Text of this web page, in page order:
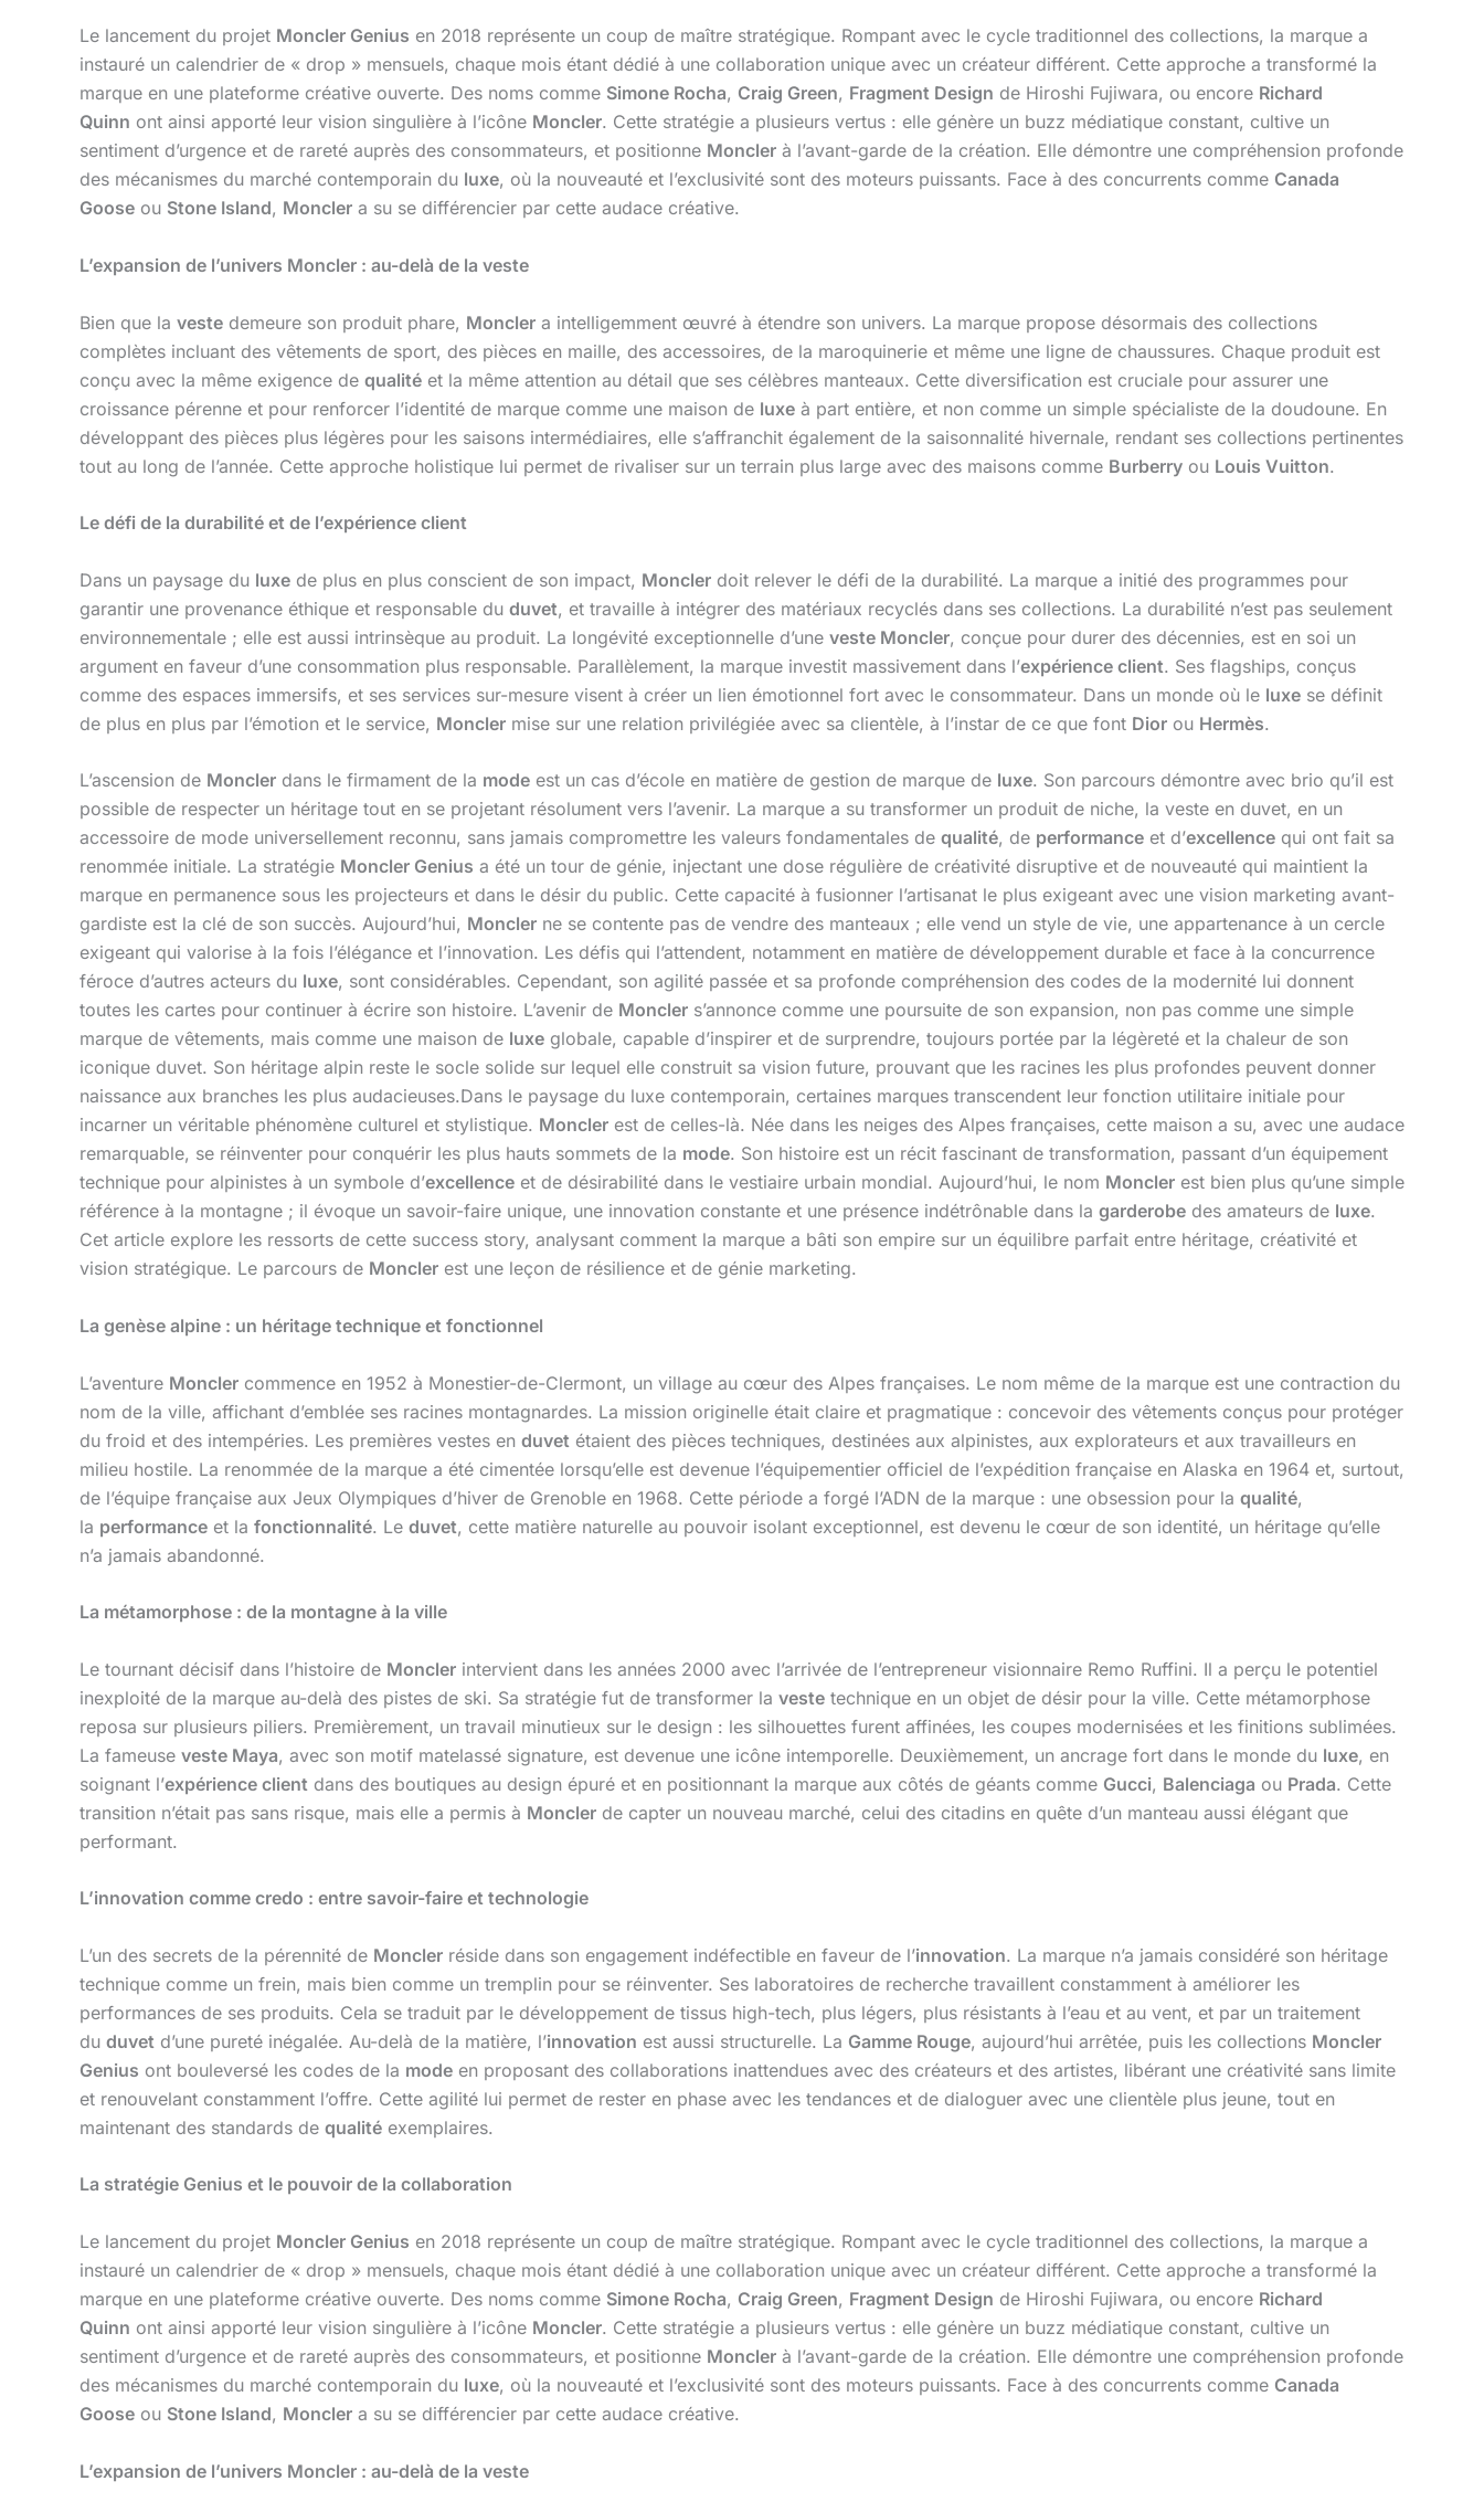
Le lancement du projet Moncler Genius en 2018 représente un coup de maître stratégique. Rompant avec le cycle traditionnel des collections, la marque a
instauré un calendrier de « drop » mensuels, chaque mois étant dédié à une collaboration unique avec un créateur différent. Cette approche a transformé la
marque en une plateforme créative ouverte. Des noms comme Simone Rocha, Craig Green, Fragment Design de Hiroshi Fujiwara, ou encore Richard
Quinn ont ainsi apporté leur vision singulière à l’icône Moncler. Cette stratégie a plusieurs vertus : elle génère un buzz médiatique constant, cultive un
sentiment d’urgence et de rareté auprès des consommateurs, et positionne Moncler à l’avant-garde de la création. Elle démontre une compréhension profonde
des mécanismes du marché contemporain du luxe, où la nouveauté et l’exclusivité sont des moteurs puissants. Face à des concurrents comme Canada
Goose ou Stone Island, Moncler a su se différencier par cette audace créative.
L’expansion de l’univers Moncler : au-delà de la veste
Bien que la veste demeure son produit phare, Moncler a intelligemment œuvré à étendre son univers. La marque propose désormais des collections
complètes incluant des vêtements de sport, des pièces en maille, des accessoires, de la maroquinerie et même une ligne de chaussures. Chaque produit est
conçu avec la même exigence de qualité et la même attention au détail que ses célèbres manteaux. Cette diversification est cruciale pour assurer une
croissance pérenne et pour renforcer l’identité de marque comme une maison de luxe à part entière, et non comme un simple spécialiste de la doudoune. En
développant des pièces plus légères pour les saisons intermédiaires, elle s’affranchit également de la saisonnalité hivernale, rendant ses collections pertinentes
tout au long de l’année. Cette approche holistique lui permet de rivaliser sur un terrain plus large avec des maisons comme Burberry ou Louis Vuitton.
Le défi de la durabilité et de l’expérience client
Dans un paysage du luxe de plus en plus conscient de son impact, Moncler doit relever le défi de la durabilité. La marque a initié des programmes pour
garantir une provenance éthique et responsable du duvet, et travaille à intégrer des matériaux recyclés dans ses collections. La durabilité n’est pas seulement
environnementale ; elle est aussi intrinsèque au produit. La longévité exceptionnelle d’une veste Moncler, conçue pour durer des décennies, est en soi un
argument en faveur d’une consommation plus responsable. Parallèlement, la marque investit massivement dans l’expérience client. Ses flagships, conçus
comme des espaces immersifs, et ses services sur-mesure visent à créer un lien émotionnel fort avec le consommateur. Dans un monde où le luxe se définit
de plus en plus par l’émotion et le service, Moncler mise sur une relation privilégiée avec sa clientèle, à l’instar de ce que font Dior ou Hermès.
L’ascension de Moncler dans le firmament de la mode est un cas d’école en matière de gestion de marque de luxe. Son parcours démontre avec brio qu’il est
possible de respecter un héritage tout en se projetant résolument vers l’avenir. La marque a su transformer un produit de niche, la veste en duvet, en un
accessoire de mode universellement reconnu, sans jamais compromettre les valeurs fondamentales de qualité, de performance et d’excellence qui ont fait sa
renommée initiale. La stratégie Moncler Genius a été un tour de génie, injectant une dose régulière de créativité disruptive et de nouveauté qui maintient la
marque en permanence sous les projecteurs et dans le désir du public. Cette capacité à fusionner l’artisanat le plus exigeant avec une vision marketing avant-
gardiste est la clé de son succès. Aujourd’hui, Moncler ne se contente pas de vendre des manteaux ; elle vend un style de vie, une appartenance à un cercle
exigeant qui valorise à la fois l’élégance et l’innovation. Les défis qui l’attendent, notamment en matière de développement durable et face à la concurrence
féroce d’autres acteurs du luxe, sont considérables. Cependant, son agilité passée et sa profonde compréhension des codes de la modernité lui donnent
toutes les cartes pour continuer à écrire son histoire. L’avenir de Moncler s’annonce comme une poursuite de son expansion, non pas comme une simple
marque de vêtements, mais comme une maison de luxe globale, capable d’inspirer et de surprendre, toujours portée par la légèreté et la chaleur de son
iconique duvet. Son héritage alpin reste le socle solide sur lequel elle construit sa vision future, prouvant que les racines les plus profondes peuvent donner
naissance aux branches les plus audacieuses.Dans le paysage du luxe contemporain, certaines marques transcendent leur fonction utilitaire initiale pour
incarner un véritable phénomène culturel et stylistique. Moncler est de celles-là. Née dans les neiges des Alpes françaises, cette maison a su, avec une audace
remarquable, se réinventer pour conquérir les plus hauts sommets de la mode. Son histoire est un récit fascinant de transformation, passant d’un équipement
technique pour alpinistes à un symbole d’excellence et de désirabilité dans le vestiaire urbain mondial. Aujourd’hui, le nom Moncler est bien plus qu’une simple
référence à la montagne ; il évoque un savoir-faire unique, une innovation constante et une présence indétrônable dans la garderobe des amateurs de luxe.
Cet article explore les ressorts de cette success story, analysant comment la marque a bâti son empire sur un équilibre parfait entre héritage, créativité et
vision stratégique. Le parcours de Moncler est une leçon de résilience et de génie marketing.
La genèse alpine : un héritage technique et fonctionnel
L’aventure Moncler commence en 1952 à Monestier-de-Clermont, un village au cœur des Alpes françaises. Le nom même de la marque est une contraction du
nom de la ville, affichant d’emblée ses racines montagnardes. La mission originelle était claire et pragmatique : concevoir des vêtements conçus pour protéger
du froid et des intempéries. Les premières vestes en duvet étaient des pièces techniques, destinées aux alpinistes, aux explorateurs et aux travailleurs en
milieu hostile. La renommée de la marque a été cimentée lorsqu’elle est devenue l’équipementier officiel de l’expédition française en Alaska en 1964 et, surtout,
de l’équipe française aux Jeux Olympiques d’hiver de Grenoble en 1968. Cette période a forgé l’ADN de la marque : une obsession pour la qualité,
la performance et la fonctionnalité. Le duvet, cette matière naturelle au pouvoir isolant exceptionnel, est devenu le cœur de son identité, un héritage qu’elle
n’a jamais abandonné.
La métamorphose : de la montagne à la ville
Le tournant décisif dans l’histoire de Moncler intervient dans les années 2000 avec l’arrivée de l’entrepreneur visionnaire Remo Ruffini. Il a perçu le potentiel
inexploité de la marque au-delà des pistes de ski. Sa stratégie fut de transformer la veste technique en un objet de désir pour la ville. Cette métamorphose
reposa sur plusieurs piliers. Premièrement, un travail minutieux sur le design : les silhouettes furent affinées, les coupes modernisées et les finitions sublimées.
La fameuse veste Maya, avec son motif matelassé signature, est devenue une icône intemporelle. Deuxièmement, un ancrage fort dans le monde du luxe, en
soignant l’expérience client dans des boutiques au design épuré et en positionnant la marque aux côtés de géants comme Gucci, Balenciaga ou Prada. Cette
transition n’était pas sans risque, mais elle a permis à Moncler de capter un nouveau marché, celui des citadins en quête d’un manteau aussi élégant que
performant.
L’innovation comme credo : entre savoir-faire et technologie
L’un des secrets de la pérennité de Moncler réside dans son engagement indéfectible en faveur de l’innovation. La marque n’a jamais considéré son héritage
technique comme un frein, mais bien comme un tremplin pour se réinventer. Ses laboratoires de recherche travaillent constamment à améliorer les
performances de ses produits. Cela se traduit par le développement de tissus high-tech, plus légers, plus résistants à l’eau et au vent, et par un traitement
du duvet d’une pureté inégalée. Au-delà de la matière, l’innovation est aussi structurelle. La Gamme Rouge, aujourd’hui arrêtée, puis les collections Moncler
Genius ont bouleversé les codes de la mode en proposant des collaborations inattendues avec des créateurs et des artistes, libérant une créativité sans limite
et renouvelant constamment l’offre. Cette agilité lui permet de rester en phase avec les tendances et de dialoguer avec une clientèle plus jeune, tout en
maintenant des standards de qualité exemplaires.
La stratégie Genius et le pouvoir de la collaboration
Le lancement du projet Moncler Genius en 2018 représente un coup de maître stratégique. Rompant avec le cycle traditionnel des collections, la marque a
instauré un calendrier de « drop » mensuels, chaque mois étant dédié à une collaboration unique avec un créateur différent. Cette approche a transformé la
marque en une plateforme créative ouverte. Des noms comme Simone Rocha, Craig Green, Fragment Design de Hiroshi Fujiwara, ou encore Richard
Quinn ont ainsi apporté leur vision singulière à l’icône Moncler. Cette stratégie a plusieurs vertus : elle génère un buzz médiatique constant, cultive un
sentiment d’urgence et de rareté auprès des consommateurs, et positionne Moncler à l’avant-garde de la création. Elle démontre une compréhension profonde
des mécanismes du marché contemporain du luxe, où la nouveauté et l’exclusivité sont des moteurs puissants. Face à des concurrents comme Canada
Goose ou Stone Island, Moncler a su se différencier par cette audace créative.
L’expansion de l’univers Moncler : au-delà de la veste